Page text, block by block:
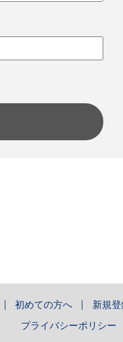
初めての方へ 新規
プライバシーポリシー